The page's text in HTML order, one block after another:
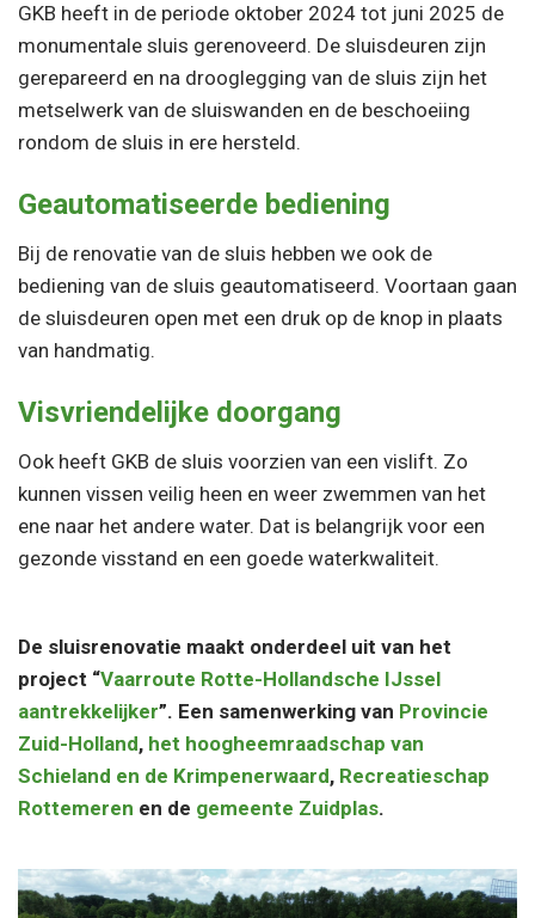
GKB heeft in de periode oktober 2024 tot juni 2025 de
monumentale sluis gerenoveerd. De sluisdeuren zijn
gerepareerd en na drooglegging van de sluis zijn het
metselwerk van de sluiswanden en de beschoeiing
rondom de sluis in ere hersteld.
Geautomatiseerde bediening
Bij de renovatie van de sluis hebben we ook de
bediening van de sluis geautomatiseerd. Voortaan gaan
de sluisdeuren open met een druk op de knop in plaats
van handmatig.
Visvriendelijke doorgang
Ook heeft GKB de sluis voorzien van een vislift. Zo
kunnen vissen veilig heen en weer zwemmen van het
ene naar het andere water. Dat is belangrijk voor een
gezonde visstand en een goede waterkwaliteit.
De sluisrenovatie maakt onderdeel uit van het
project “Vaarroute Rotte-Hollandsche IJssel
aantrekkelijker”. Een samenwerking van Provincie
Zuid-Holland, het hoogheemraadschap van
Schieland en de Krimpenerwaard, Recreatieschap
Rottemeren en de gemeente Zuidplas.